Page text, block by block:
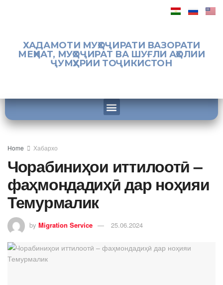
ХАДАМОТИ МУҲОҶИРАТИ ВАЗОРАТИ
МЕҲНАТ, МУҲОҶИРАТ ВА ШУҒЛИ АҲОЛИИ
ҶУМҲУРИИ ТОҶИКИСТОН
Home Хабархо
Чорабиниҳои иттилоотӣ –
фаҳмондадиҳӣ дар ноҳияи
Темурмалик
by Migration Service 25.06.2024